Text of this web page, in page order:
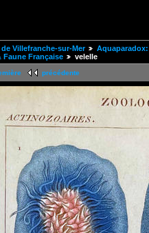
Villefranche-sur-Mer
Faune Française
velelle
précédente